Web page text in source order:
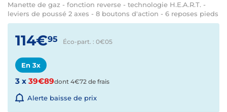
Manette de gaz - fonction reverse - technologie H.E.A.R.T. -
leviers de poussé 2 axes - 8 boutons d'action - 6 reposes pieds
114€95 Éco-part. : 0€05
En 3x
3 x 39€89dont 4€72 de frais
Alerte baisse de prix